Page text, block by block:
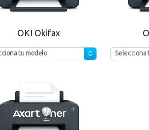
OKI Okifax
tu modelo Selecciona